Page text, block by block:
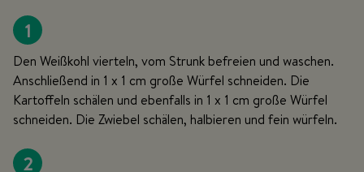
1
Den Weißkohl vierteln, vom Strunk befreien und waschen.
Anschließend in 1 x 1 cm große Würfel schneiden. Die
Kartoffeln schälen und ebenfalls in 1 x 1 cm große Würfel
schneiden. Die Zwiebel schälen, halbieren und fein würfeln.
2